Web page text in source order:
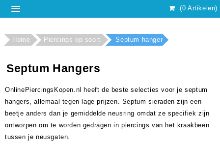
(0 Artikelen)
Home Piercings op soort Septum hanger
Septum Hangers
OnlinePiercingsKopen.nl heeft de beste selecties voor je septum
hangers, allemaal tegen lage prijzen. Septum sieraden zijn een
beetje anders dan je gemiddelde neusring omdat ze specifiek zijn
ontworpen om te worden gedragen in piercings van het kraakbeen
tussen je neusgaten.